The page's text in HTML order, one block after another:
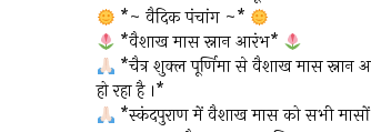
*~ वैदिक पंचांग ~*
*वैशाख मास स्नान आरंभ*
*चैत्र शुक्ल पूर्णिमा से वैशाख मास स्नान
हो रहा है ।*
*स्कंदपुराण में वैशाख मास को सभी मासों